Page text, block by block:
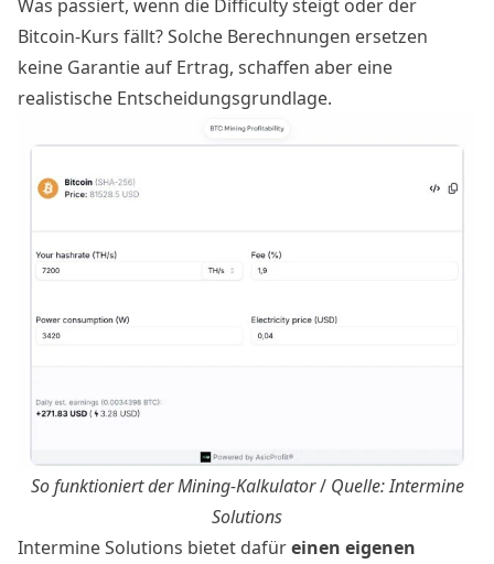
Was passiert, wenn die Difficulty steigt oder der
Bitcoin-Kurs fällt? Solche Berechnungen ersetzen
keine Garantie auf Ertrag, schaffen aber eine
realistische Entscheidungsgrundlage.
So funktioniert der Mining-Kalkulator/Quelle: Intermine
Solutions
Intermine Solutions bietet dafüreinen eigenen